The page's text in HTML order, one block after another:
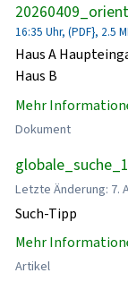
16:35 Uhr, (PDF}, 2.5
Haus A
Haus B
Mehr
Dokument
Letzte Änderung: 7.
Such-Tipp
Mehr
Artikel